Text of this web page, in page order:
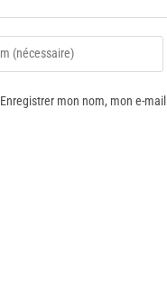
Enregistrer mon nom, mon e-